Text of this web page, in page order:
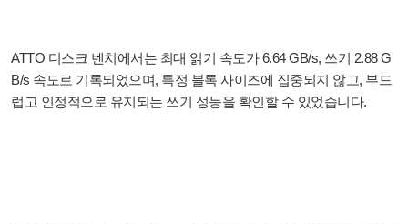
ATTO 디스크 벤치에서는 최대 읽기 속도가 6.64 GB/s, 쓰기 2.88 G
B/s 속도로 기록되었으며, 특정 블록 사이즈에 집중되지 않고, 부드
럽고 인정적으로 유지되는 쓰기 성능을 확인할 수 있었습니다.